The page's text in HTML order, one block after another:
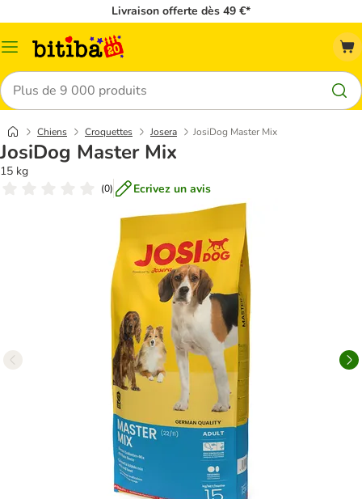
Livraison offerte dès 49 €*
Menu
Rechercher
Chiens Croquettes Josera JosiDog Master Mix
JosiDog Master Mix
15 kg
(0) Ecrivez un avis